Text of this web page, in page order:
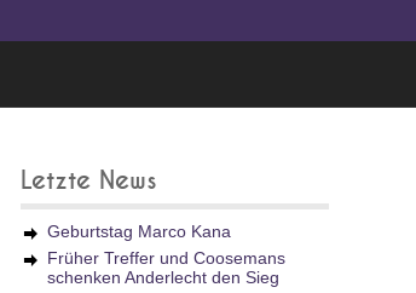
Letzte News
Geburtstag Marco Kana
Früher Treffer und Coosemans
schenken Anderlecht den Sieg